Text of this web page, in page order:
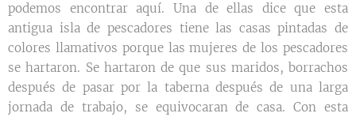
podemos encontrar aquí. Una de ellas dice que esta
antigua isla de pescadores tiene las casas pintadas de
colores llamativos porque las mujeres de los pescadores
se hartaron. Se hartaron de que sus maridos, borrachos
después de pasar por la taberna después de una larga
jornada de trabajo, se equivocaran de casa. Con esta